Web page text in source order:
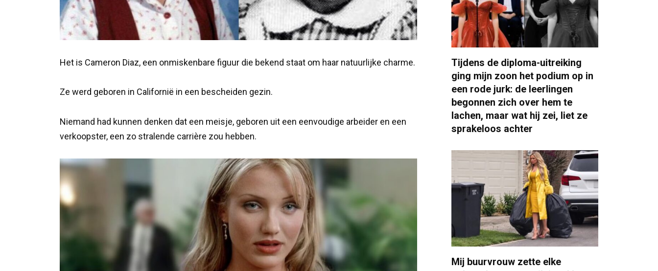
Het is Cameron Diaz, een onmiskenbare figuur die bekend staat om haar natuurlijke charme.
Ze werd geboren in Californië in een bescheiden gezin.
Niemand had kunnen denken dat een meisje, geboren uit een eenvoudige arbeider en een
verkoopster, een zo stralende carrière zou hebben.
Tijdens de diploma-uitreiking
ging mijn zoon het podium op in
een rode jurk: de leerlingen
begonnen zich over hem te
lachen, maar wat hij zei, liet ze
sprakeloos achter
Mij buurvrouw zette elke